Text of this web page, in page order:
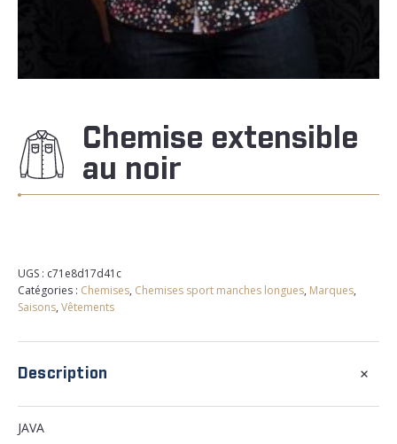
Chemise extensible
au noir
UGS : c71e8d17d41c
Catégories : Chemises, Chemises sport manches longues, Marques,
Saisons, Vêtements
Description +
JAVA